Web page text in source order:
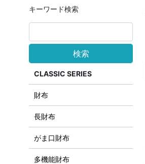
キーワード検索
検索
CLASSIC SERIES
財布
長財布
がま口財布
多機能財布